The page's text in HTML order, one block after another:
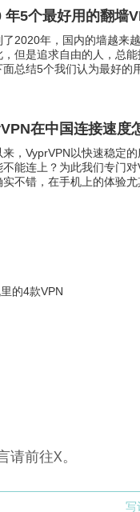
年5个最好用的翻墙
了2020年，国内的墙越来
，但是追求自由的人，总
面总结5个我们认为最好的
在中国连接速度
来，VyprVPN以快速稳定
不能连上？为此我们专门
实不错，在手机上的体验
的4款VPN
前往X。
写